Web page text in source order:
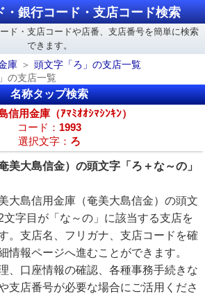
・銀行コード・支店コード検索
ド・支店コードや店番、支店番号を簡単に検索
できます。
庫
頭文字「ろ」の支店一覧
の支店一覧
名称タップ検索
信用金庫（ｱﾏﾐｵｵｼﾏｼﾝｷﾝ）
コード： 1993
選択文字： ろ
美大島信金）の頭文字「ろ＋な～の」
大島信用金庫（奄美大島信金）の頭文
字目が「な～の」に該当する支店を
。支店名、フリガナ、支店コードを確
情報ページへ進むことができます。
、口座情報の確認、各種事務手続きな
支店番号が必要な場合にご活用くださ